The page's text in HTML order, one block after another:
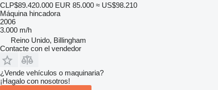
CLP$89.420.000 EUR 85.000 ≈ US$98.210
Máquina hincadora
2006
3.000 m/h
Reino Unido, Billingham
Contacte con el vendedor
¿Vende vehículos o maquinaria?
¡Hagalo con nosotros!